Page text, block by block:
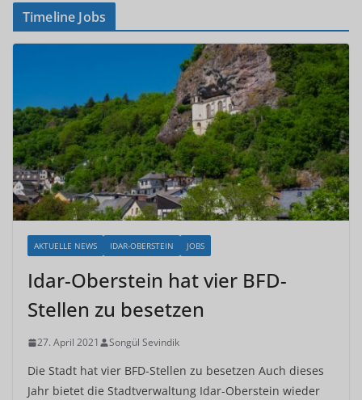
Timeline Jobs
AKTUELLE NEWS IDAR-OBERSTEIN JOBS
Idar-Oberstein hat vier BFD-
Stellen zu besetzen
27. April 2021 Songül Sevindik
Die Stadt hat vier BFD-Stellen zu besetzen Auch dieses
Jahr bietet die Stadtverwaltung Idar-Oberstein wieder